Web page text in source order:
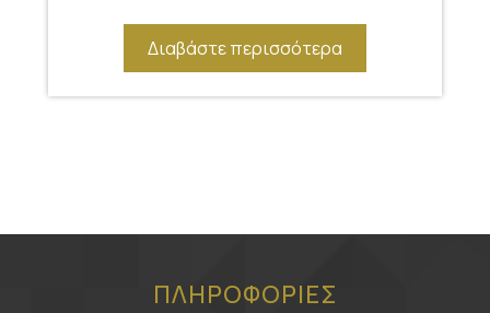
Διαβάστε περισσότερα
ΠΛΗΡΟΦΟΡΙΕΣ